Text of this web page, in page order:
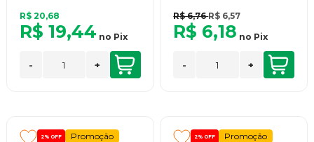
R$ 20,68
R$ 19,44 no Pix
- +
R$ 6,76R$ 6,57
R$ 6,18 no Pix
- +
2% OFF Promoção 2% OFF Promoção